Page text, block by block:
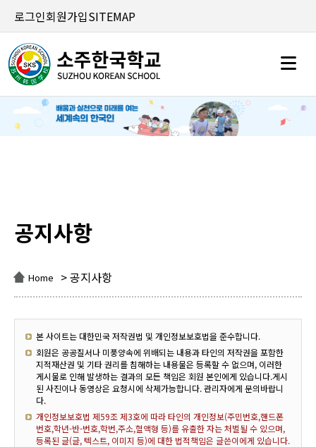
로그인회원가입SITEMAP
공지사항
Home > 공지사항
본 사이트는 대한민국 저작권법 및 개인정보보호법을 준수합니다.
회원은 공공질서나 미풍양속에 위배되는 내용과 타인의 저작권을 포함한
지적재산권 및 기타 권리를 침해하는 내용물은 등록할 수 없으며, 이러한
게시물로 인해 발생하는 결과의 모든 책임은 회원 본인에게 있습니다.게시
된 사진이나 동영상은 요청시에 삭제가능합니다. 관리자에게 문의바랍니
다.
개인정보보호법 제59조 제3호에 따라 타인의 개인정보(주민번호,핸드폰
번호,학년-반-번호,학번,주소,혈액형 등)를 유출한 자는 처벌될 수 있으며,
등록된 글(글, 텍스트, 이미지 등)에 대한 법적책임은 글쓴이에게 있습니다.